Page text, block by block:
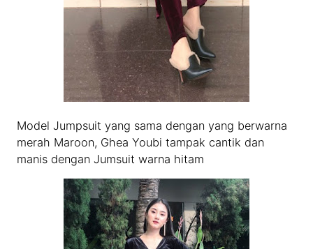
Model Jumpsuit yang sama dengan yang berwarna
merah Maroon, Ghea Youbi tampak cantik dan
manis dengan Jumsuit warna hitam